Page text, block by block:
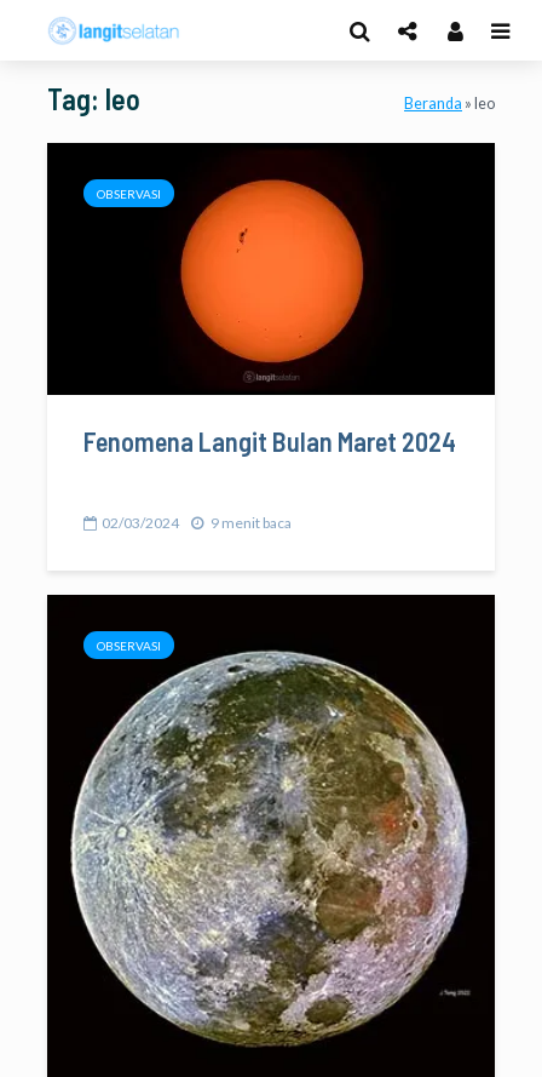
Tag: leo Beranda » leo
OBSERVASI
Fenomena Langit Bulan Maret 2024
02/03/2024 9 menit baca
OBSERVASI